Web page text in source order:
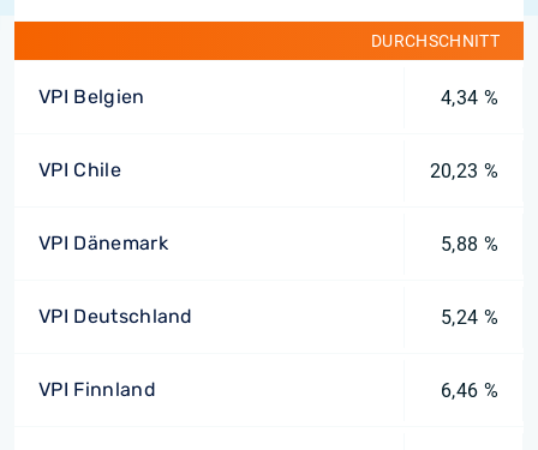
DURCHSCHNITT
VPI Belgien 4,34 %
VPI Chile 20,23 %
VPI Dänemark 5,88 %
VPI Deutschland 5,24 %
VPI Finnland 6,46 %